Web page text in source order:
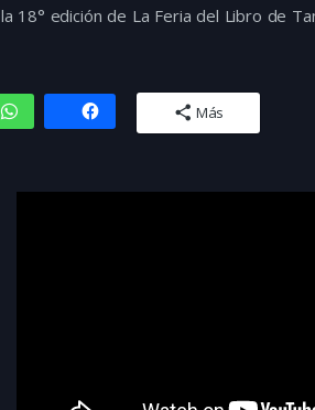
18° edición de La Feria del Libro de
Más